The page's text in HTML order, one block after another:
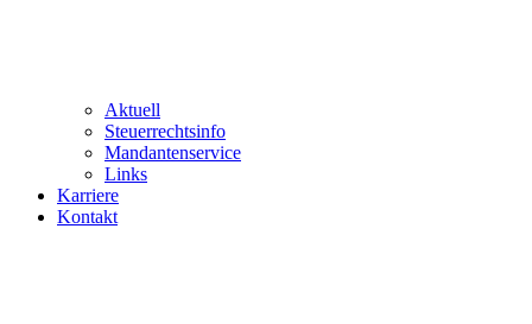
Aktuell
Steuerrechtsinfo
Mandantenservice
Links
Karriere
Kontakt